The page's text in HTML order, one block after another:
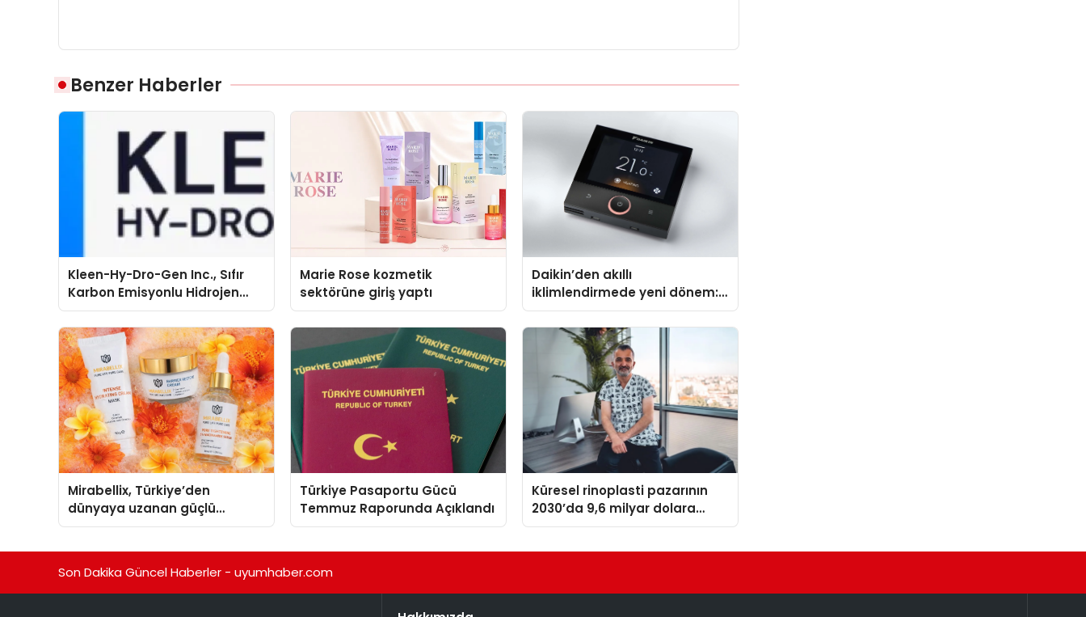
Benzer Haberler
Kleen-Hy-Dro-Gen Inc., Sıfır
Karbon Emisyonlu Hidrojen
Isıtma Teknolojisinde ISO ve
TSSA Düzenleyici Onaylarını
Aldı
Marie Rose kozmetik
sektörüne giriş yaptı
Daikin’den akıllı
iklimlendirmede yeni dönem:
Madoka Plus Türkiye’de
Mirabellix, Türkiye’den
dünyaya uzanan güçlü
büyümesini sürdürüyor
Türkiye Pasaportu Gücü
Temmuz Raporunda Açıklandı
Küresel rinoplasti pazarının
2030’da 9,6 milyar dolara
ulaşması bekleniyor
Son Dakika Güncel Haberler - uyumhaber.com